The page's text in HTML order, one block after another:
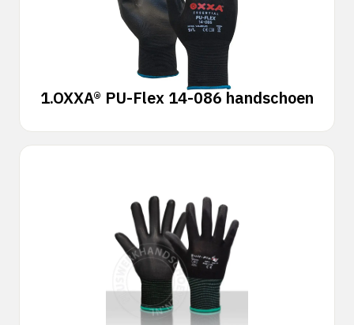
1.OXXA® PU-Flex 14-086 handschoen